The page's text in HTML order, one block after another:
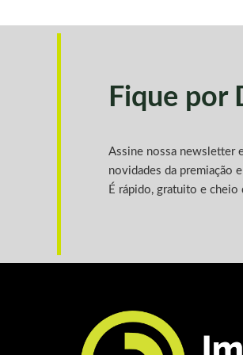
Fique
Assine nossa newsletter
novidades da premiação
É rápido, gratuito e cheio